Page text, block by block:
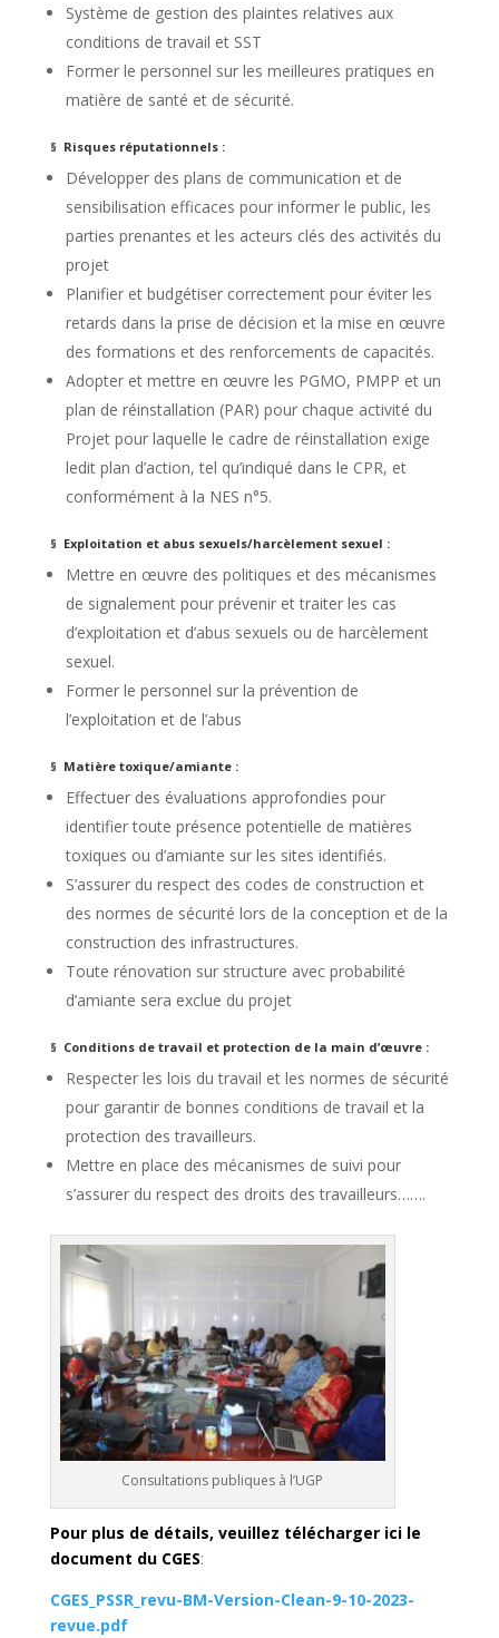
Système de gestion des plaintes relatives aux
conditions de travail et SST
Former le personnel sur les meilleures pratiques en
matière de santé et de sécurité.
§ Risques réputationnels :
Développer des plans de communication et de
sensibilisation efficaces pour informer le public, les
parties prenantes et les acteurs clés des activités du
projet
Planifier et budgétiser correctement pour éviter les
retards dans la prise de décision et la mise en œuvre
des formations et des renforcements de capacités.
Adopter et mettre en œuvre les PGMO, PMPP et un
plan de réinstallation (PAR) pour chaque activité du
Projet pour laquelle le cadre de réinstallation exige
ledit plan d’action, tel qu’indiqué dans le CPR, et
conformément à la NES n°5.
§ Exploitation et abus sexuels/harcèlement sexuel :
Mettre en œuvre des politiques et des mécanismes
de signalement pour prévenir et traiter les cas
d’exploitation et d’abus sexuels ou de harcèlement
sexuel.
Former le personnel sur la prévention de
l’exploitation et de l’abus
§ Matière toxique/amiante :
Effectuer des évaluations approfondies pour
identifier toute présence potentielle de matières
toxiques ou d’amiante sur les sites identifiés.
S’assurer du respect des codes de construction et
des normes de sécurité lors de la conception et de la
construction des infrastructures.
Toute rénovation sur structure avec probabilité
d’amiante sera exclue du projet
§ Conditions de travail et protection de la main d’œuvre :
Respecter les lois du travail et les normes de sécurité
pour garantir de bonnes conditions de travail et la
protection des travailleurs.
Mettre en place des mécanismes de suivi pour
s’assurer du respect des droits des travailleurs…….
Consultations publiques à l’UGP
Pour plus de détails, veuillez télécharger ici le
document du CGES:
CGES_PSSR_revu-BM-Version-Clean-9-10-2023-
revue.pdf